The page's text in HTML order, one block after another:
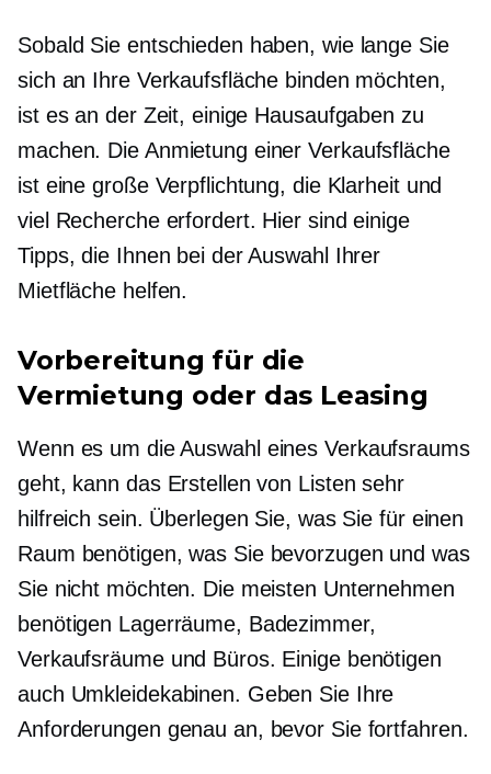
Sobald Sie entschieden haben, wie lange Sie
sich an Ihre Verkaufsfläche binden möchten,
ist es an der Zeit, einige Hausaufgaben zu
machen. Die Anmietung einer Verkaufsfläche
ist eine große Verpflichtung, die Klarheit und
viel Recherche erfordert. Hier sind einige
Tipps, die Ihnen bei der Auswahl Ihrer
Mietfläche helfen.
Vorbereitung für die
Vermietung oder das Leasing
Wenn es um die Auswahl eines Verkaufsraums
geht, kann das Erstellen von Listen sehr
hilfreich sein. Überlegen Sie, was Sie für einen
Raum benötigen, was Sie bevorzugen und was
Sie nicht möchten. Die meisten Unternehmen
benötigen Lagerräume, Badezimmer,
Verkaufsräume und Büros. Einige benötigen
auch Umkleidekabinen. Geben Sie Ihre
Anforderungen genau an, bevor Sie fortfahren.